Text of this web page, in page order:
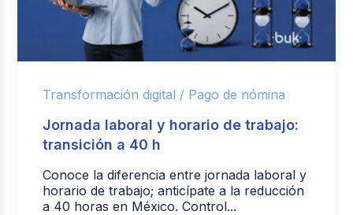
Transformación digital / Pago de nómina
Jornada laboral y horario de trabajo:
transición a 40 h
Conoce la diferencia entre jornada laboral y
horario de trabajo; anticípate a la reducción
a 40 horas en México. Control...